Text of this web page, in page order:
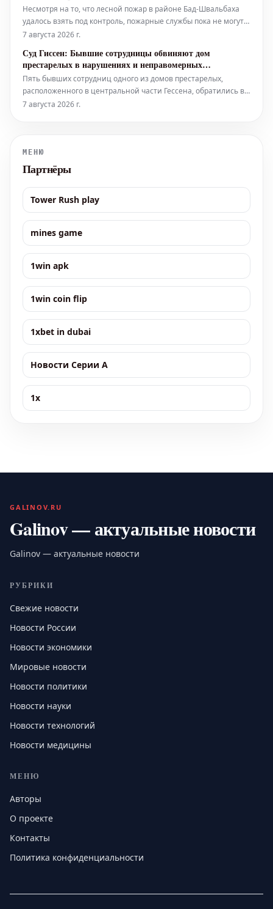
Несмотря на то, что лесной пожар в районе Бад-Швальбаха
удалось взять под контроль, пожарные службы пока не могут
расслабиться. Недавно был обнаружен и ликвидирован
дежурство и в ночное время.
7 августа 2026 г.
Суд Гиссен: Бывшие сотрудницы обвиняют дом
престарелых в нарушениях и неправомерных
увольнениях
Пять бывших сотрудниц одного из домов престарелых,
расположенного в центральной части Гессена, обратились в
суд по трудовым спорам с обвинениями против своего
7 августа 2026 г.
МЕНЮ
Партнёры
Tower Rush play
mines game
1win apk
1win coin flip
1xbet in dubai
Новости Серии А
1x
GALINOV.RU
Galinov — актуальные новости
Galinov — актуальные новости
РУБРИКИ
Свежие новости
Новости России
Новости экономики
Мировые новости
Новости политики
Новости науки
Новости технологий
Новости медицины
МЕНЮ
Авторы
О проекте
Контакты
Политика конфиденциальности